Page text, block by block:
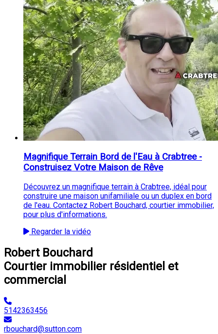
Magnifique Terrain Bord de l'Eau à Crabtree -
Construisez Votre Maison de Rêve
Découvrez un magnifique terrain à Crabtree, idéal pour
construire une maison unifamiliale ou un duplex en bord
de l'eau. Contactez Robert Bouchard, courtier immobilier,
pour plus d'informations.
Regarder la vidéo
Robert Bouchard
Courtier immobilier résidentiel et
commercial
5142363456
rbouchard@sutton.com